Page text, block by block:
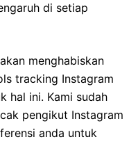
di setiap
menghabiskan
tracking Instagram
hal ini. Kami sudah
pengikut Instagram
anda untuk